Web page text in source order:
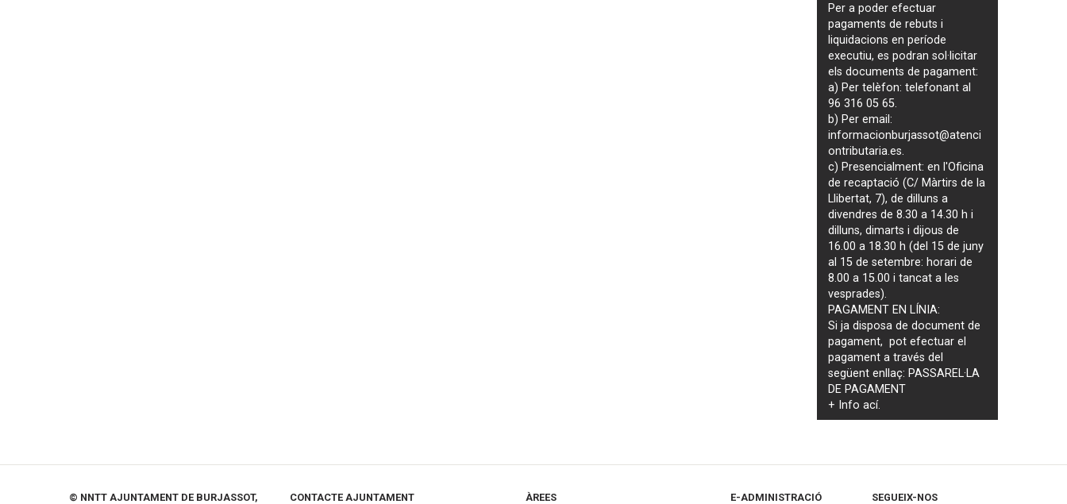
Per a poder efectuar
pagaments derebuts i
liquidacions en període
executiu, es podransol·licitar
els documents de pagament:
a) Per telèfon: telefonant al
96 316 05 65.
b) Per email:
informacionburjassot@atenci
ontributaria.es.
c) Presencialment: en l'Oficina
de recaptació (C/ Màrtirs de la
Llibertat, 7), de dilluns a
divendres de 8.30 a 14.30 h i
dilluns, dimarts i dijous de
16.00 a 18.30 h (del 15 de juny
al 15 de setembre: horari de
8.00 a 15.00 i tancat a les
vesprades).
PAGAMENT EN LÍNIA:
Si ja disposa de document de
pagament, pot efectuar el
pagament a través del
següent enllaç: PASSAREL·LA
DE PAGAMENT
+ Infoací.
© NNTT AJUNTAMENT DE BURJASSOT,
CONTACTE AJUNTAMENT ÀREES E-ADMINISTRACIÓ SEGUEIX-NOS